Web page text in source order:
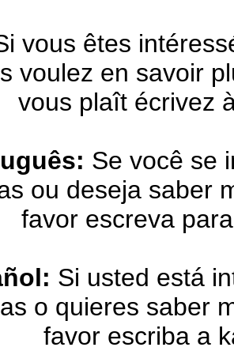
vous êtes
voulez en savoir
vous plaît écrivez
Se você se
ou deseja saber
favor escreva
Si usted está
o quieres saber
favor escriba a